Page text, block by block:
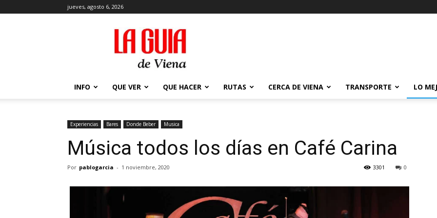
jueves, agosto 6, 2026
La
Guía
de
Viena
2026
INFO QUE VER QUE HACER RUTAS CERCA DE VIENA TRANSPORTE LO
Experiencias Bares Donde Beber Musica
Música todos los días en Café Carina
Por pablogarcia - 1 noviembre, 2020 0
3301